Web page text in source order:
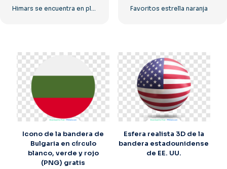
Favoritos estrella naranja
Icono de la bandera de
Bulgaria en círculo
blanco, verde y rojo
(PNG) gratis
Esfera realista 3D de la
bandera estadounidense
de EE. UU.